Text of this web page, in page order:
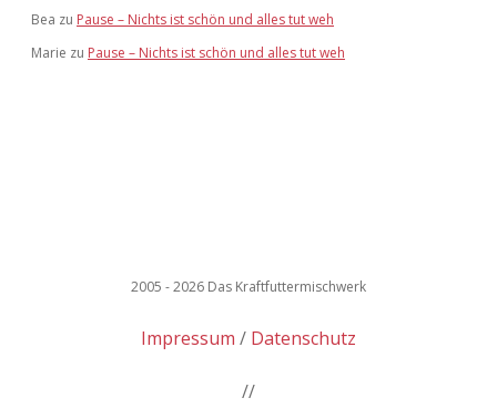
Bea zu Pause – Nichts ist schön und alles tut weh
Marie zu Pause – Nichts ist schön und alles tut weh
2005 - 2026 Das Kraftfuttermischwerk
Impressum Datenschutz
//